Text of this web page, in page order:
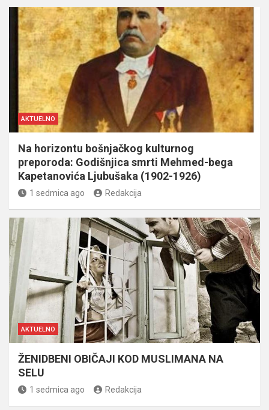
AKTUELNO
Na horizontu bošnjačkog kulturnog
preporoda: Godišnjica smrti Mehmed-bega
Kapetanovića Ljubušaka (1902-1926)
1 sedmica ago Redakcija
AKTUELNO
ŽENIDBENI OBIČAJI KOD MUSLIMANA NA
SELU
1 sedmica ago Redakcija